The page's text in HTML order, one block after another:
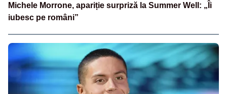
Michele Morrone, apariție surpriză la Summer Well: „Îi
iubesc pe români”